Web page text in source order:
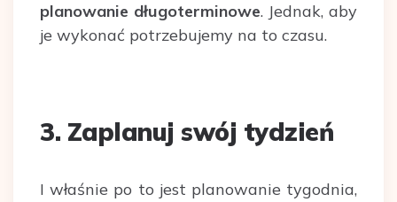
planowanie długoterminowe. Jednak, aby
je wykonać potrzebujemy na to czasu.
3. Zaplanuj swój tydzień
I właśnie po to jest planowanie tygodnia,